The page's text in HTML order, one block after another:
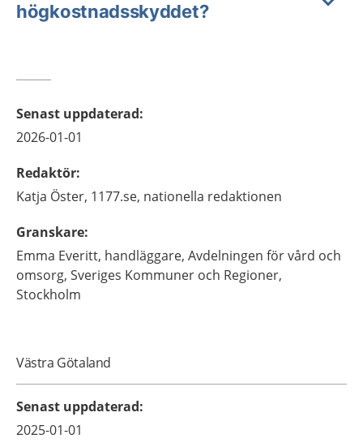
högkostnadsskyddet?
Senast uppdaterad:
2026-01-01
Redaktör:
Katja Öster, 1177.se, nationella redaktionen
Granskare:
Emma Everitt, handläggare, Avdelningen för vård och
omsorg, Sveriges Kommuner och Regioner,
Stockholm
Västra Götaland
Senast uppdaterad:
2025-01-01